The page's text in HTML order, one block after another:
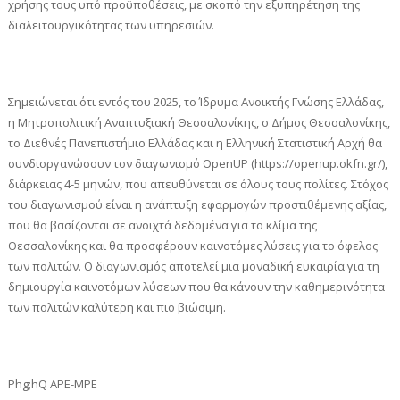
χρήσης τους υπό προϋποθέσεις, με σκοπό την εξυπηρέτηση της
διαλειτουργικότητας των υπηρεσιών.
Σημειώνεται ότι εντός του 2025, το Ίδρυμα Ανοικτής Γνώσης Ελλάδας,
η Μητροπολιτική Αναπτυξιακή Θεσσαλονίκης, ο Δήμος Θεσσαλονίκης,
το Διεθνές Πανεπιστήμιο Ελλάδας και η Ελληνική Στατιστική Αρχή θα
συνδιοργανώσουν τον διαγωνισμό OpenUP (https://openup.okfn.gr/),
διάρκειας 4-5 μηνών, που απευθύνεται σε όλους τους πολίτες. Στόχος
του διαγωνισμού είναι η ανάπτυξη εφαρμογών προστιθέμενης αξίας,
που θα βασίζονται σε ανοιχτά δεδομένα για το κλίμα της
Θεσσαλονίκης και θα προσφέρουν καινοτόμες λύσεις για το όφελος
των πολιτών. Ο διαγωνισμός αποτελεί μια μοναδική ευκαιρία για τη
δημιουργία καινοτόμων λύσεων που θα κάνουν την καθημερινότητα
των πολιτών καλύτερη και πιο βιώσιμη.
Phg;hQ APE-MPE